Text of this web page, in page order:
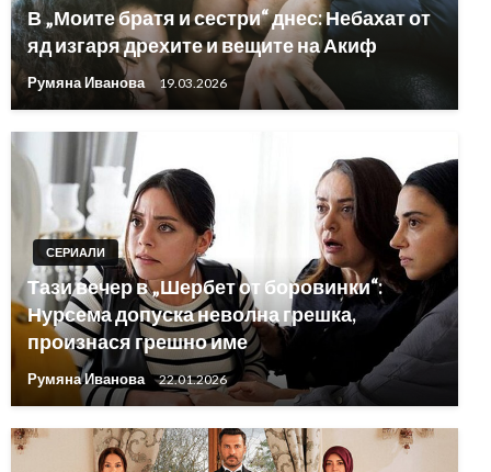
В „Моите братя и сестри“ днес: Небахат от
яд изгаря дрехите и вещите на Акиф
Румяна Иванова 19.03.2026
СЕРИАЛИ
Тази вечер в „Шербет от боровинки“:
Нурсема допуска неволна грешка,
произнася грешно име
Румяна Иванова 22.01.2026